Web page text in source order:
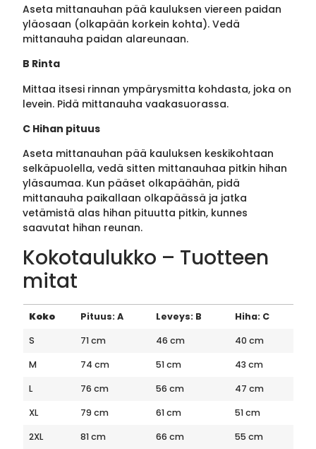
Aseta mittanauhan pää kauluksen viereen paidan
yläosaan (olkapään korkein kohta). Vedä
mittanauha paidan alareunaan.
B Rinta
Mittaa itsesi rinnan ympärysmitta kohdasta, joka on
levein. Pidä mittanauha vaakasuorassa.
C Hihan pituus
Aseta mittanauhan pää kauluksen keskikohtaan
selkäpuolella, vedä sitten mittanauhaa pitkin hihan
yläsaumaa. Kun pääset olkapäähän, pidä
mittanauha paikallaan olkapäässä ja jatka
vetämistä alas hihan pituutta pitkin, kunnes
saavutat hihan reunan.
Kokotaulukko – Tuotteen
mitat
Koko Pituus: A Leveys: B
Hiha: C
S
71 cm 46 cm
40 cm
M
74 cm 51 cm
43 cm
L
76 cm 56 cm
47 cm
XL
79 cm 61 cm
51 cm
2XL
81 cm 66 cm
55 cm